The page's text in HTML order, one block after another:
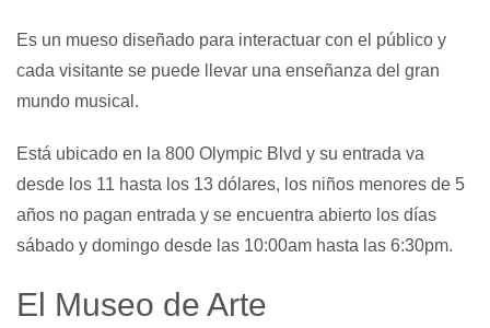
Es un mueso diseñado para interactuar con el público y
cada visitante se puede llevar una enseñanza del gran
mundo musical.
Está ubicado en la 800 Olympic Blvd y su entrada va
desde los 11 hasta los 13 dólares, los niños menores de 5
años no pagan entrada y se encuentra abierto los días
sábado y domingo desde las 10:00am hasta las 6:30pm.
El Museo de Arte